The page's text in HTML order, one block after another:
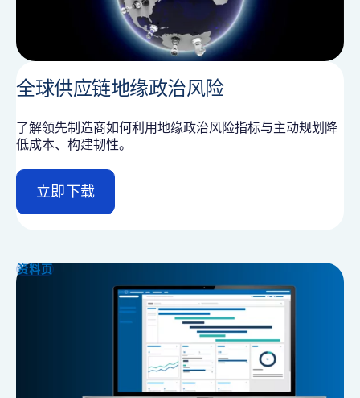
全球供应链地缘政治风险
了解领先制造商如何利用地缘政治风险指标与主动规划降
低成本、构建韧性。
立即下载
d
e
i
资料页